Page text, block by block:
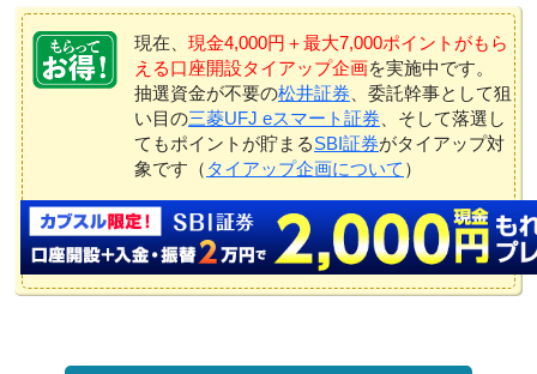
現在、 現金4,000円＋最大7,000ポイントがもら
える口座開設タイアップ企画を実施中です。
抽選資金が不要の松井証券 、委託幹事として狙
い目の三菱UFJ eスマート証券 、そして落選し
てもポイントが貯まるSBI証券がタイアップ対
象です（ タイアップ企画について ）